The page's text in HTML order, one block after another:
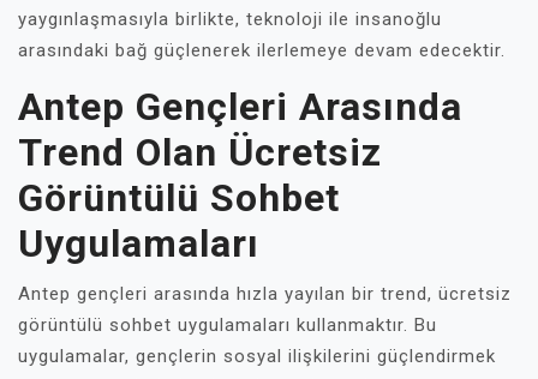
yaygınlaşmasıyla birlikte, teknoloji ile insanoğlu
arasındaki bağ güçlenerek ilerlemeye devam edecektir.
Antep Gençleri Arasında
Trend Olan Ücretsiz
Görüntülü Sohbet
Uygulamaları
Antep gençleri arasında hızla yayılan bir trend, ücretsiz
görüntülü sohbet uygulamaları kullanmaktır. Bu
uygulamalar, gençlerin sosyal ilişkilerini güçlendirmek